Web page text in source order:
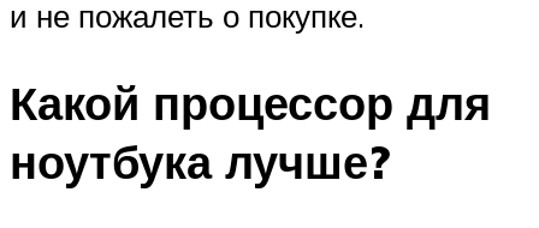
и не пожалеть о покупке.
Какой процессор для
ноутбука лучше?